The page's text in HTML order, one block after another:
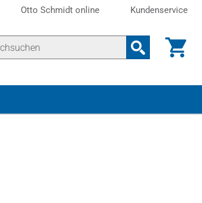
Otto Schmidt online Kundenservice